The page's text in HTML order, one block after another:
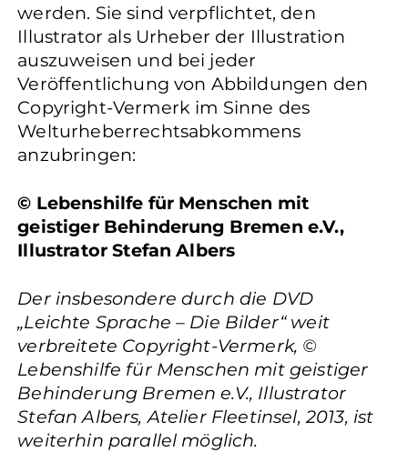
werden. Sie sind verpflichtet, den
Illustrator als Urheber der Illustration
auszuweisen und bei jeder
Veröffentlichung von Abbildungen den
Copyright-Vermerk im Sinne des
Welturheberrechtsabkommens
anzubringen:
© Lebenshilfe für Menschen mit
geistiger Behinderung Bremen e.V.,
Illustrator Stefan Albers
Der insbesondere durch die DVD
„Leichte Sprache – Die Bilder“ weit
verbreitete Copyright-Vermerk, ©
Lebenshilfe für Menschen mit geistiger
Behinderung Bremen e.V., Illustrator
Stefan Albers, Atelier Fleetinsel, 2013, ist
weiterhin parallel möglich.